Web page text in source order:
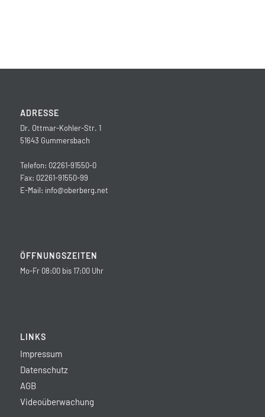
ADRESSE
Dr. Ottmar-Kohler-Str. 1
51643 Gummersbach
Telefon: 02261-91550-0
Fax: 02261-91550-99
E-Mail: info@oberberg.net
ÖFFNUNGSZEITEN
Mo-Fr 08:00 bis 17:00 Uhr
LINKS
Impressum
Datenschutz
AGB
Videoüberwachung